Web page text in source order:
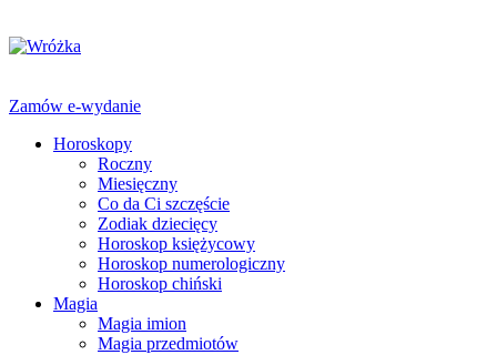
Zamów e-wydanie
Horoskopy
Roczny
Miesięczny
Co da Ci szczęście
Zodiak dziecięcy
Horoskop księżycowy
Horoskop numerologiczny
Horoskop chiński
Magia
Magia imion
Magia przedmiotów